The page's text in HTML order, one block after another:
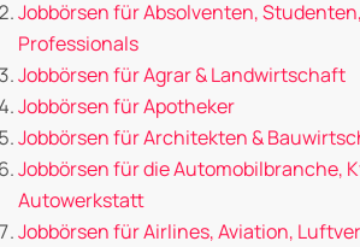
Jobbörsen für Absolventen,
Professionals
Jobbörsen für Agrar & Landwirtschaft
Jobbörsen für Apotheker
Jobbörsen für Architekten &
Jobbörsen für die Automobilbranche,
Autowerkstatt
Jobbörsen für Airlines, Aviation,